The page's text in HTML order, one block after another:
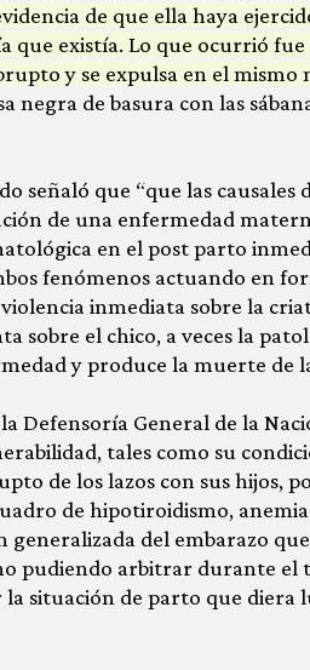
de que ella haya
que existía. Lo que ocurrió
y se expulsa en el
negra de basura con las
que “que las causales
de una enfermedad
en el post parto
fenómenos actuando en
inmediata sobre la
sobre el chico, a veces la
y produce la muerte de
Defensoría General de la
tales como su
de los lazos con sus hijos,
de hipotiroidismo, anemia
del embarazo
pudiendo arbitrar durante el
situación de parto que diera